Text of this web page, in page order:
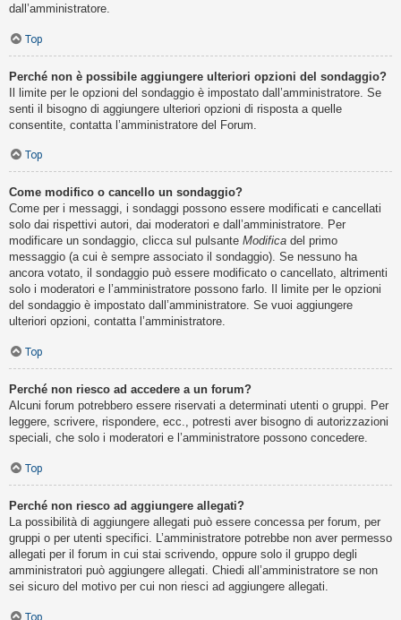
dall’amministratore.
Top
Perché non è possibile aggiungere ulteriori opzioni del sondaggio?
Il limite per le opzioni del sondaggio è impostato dall’amministratore. Se
senti il bisogno di aggiungere ulteriori opzioni di risposta a quelle
consentite, contatta l’amministratore del Forum.
Top
Come modifico o cancello un sondaggio?
Come per i messaggi, i sondaggi possono essere modificati e cancellati
solo dai rispettivi autori, dai moderatori e dall’amministratore. Per
modificare un sondaggio, clicca sul pulsante Modifica del primo
messaggio (a cui è sempre associato il sondaggio). Se nessuno ha
ancora votato, il sondaggio può essere modificato o cancellato, altrimenti
solo i moderatori e l’amministratore possono farlo. Il limite per le opzioni
del sondaggio è impostato dall’amministratore. Se vuoi aggiungere
ulteriori opzioni, contatta l’amministratore.
Top
Perché non riesco ad accedere a un forum?
Alcuni forum potrebbero essere riservati a determinati utenti o gruppi. Per
leggere, scrivere, rispondere, ecc., potresti aver bisogno di autorizzazioni
speciali, che solo i moderatori e l’amministratore possono concedere.
Top
Perché non riesco ad aggiungere allegati?
La possibilità di aggiungere allegati può essere concessa per forum, per
gruppi o per utenti specifici. L’amministratore potrebbe non aver permesso
allegati per il forum in cui stai scrivendo, oppure solo il gruppo degli
amministratori può aggiungere allegati. Chiedi all’amministratore se non
sei sicuro del motivo per cui non riesci ad aggiungere allegati.
Top